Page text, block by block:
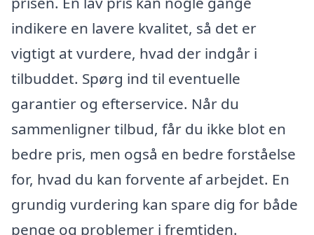
indikere en lavere kvalitet, så det er
vigtigt at vurdere, hvad der indgår i
tilbuddet. Spørg ind til eventuelle
garantier og efterservice. Når du
sammenligner tilbud, får du ikke blot en
bedre pris, men også en bedre forståelse
for, hvad du kan forvente af arbejdet. En
grundig vurdering kan spare dig for både
penge og problemer i fremtiden.